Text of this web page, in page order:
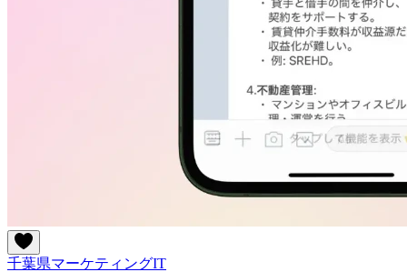
千葉県マーケティングIT